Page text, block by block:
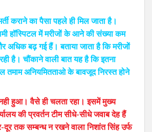
कराने का पैसा पहले ही मिल जाता है।
हॉस्पिटल में मरीजों के आने की संख्या कम
अधिक बढ़ गई हैं। बताया जाता है कि मरीजों
है। चौंकाने वाली बात यह है कि इतना
तमाम अनियमितताओ के बावजूद निरस्त होने
हुआ। वैसे ही चलता रहा। इसमें मुख्य
की प्रवर्तन टीम सीधे-सीधे जवाब देह हैं
तक सम्बन्ध न रखने वाला निशांत सिंह उर्फ